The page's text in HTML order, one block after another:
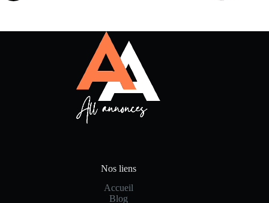
Nos liens
Accueil
Blog